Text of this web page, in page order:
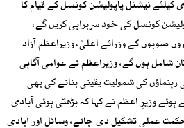
نیشنل پاپولیشن کونسل کے قیام کا
کونسل کی خود سربراہی کریں گے،
صوبوں کے وزرائے اعلیٰ، وزیراعظم آزاد
شامل ہوں گے، وزیراعظم نے عوامی آگاہی
رہنماؤں کی شمولیت یقینی بنانے کی بھی
وزیرِ اعظم نے کہا کہ بڑھتی ہوئی آبادی
عملی تشکیل دی جائے، وسائل اور آبادی